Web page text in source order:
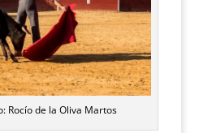
Rocío de la Oliva Martos